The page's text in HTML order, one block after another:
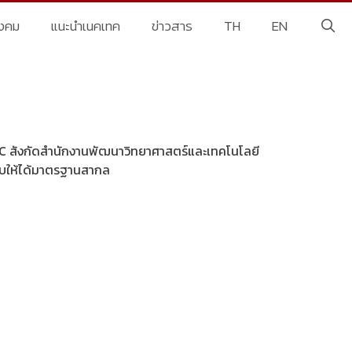
คม แนะนำเนคเทค ข่าวสาร TH EN
งกัดสำนักงานพัฒนาวิทยาศาสตร์และเทคโนโลยี
ห้ได้มาตรฐานสากล